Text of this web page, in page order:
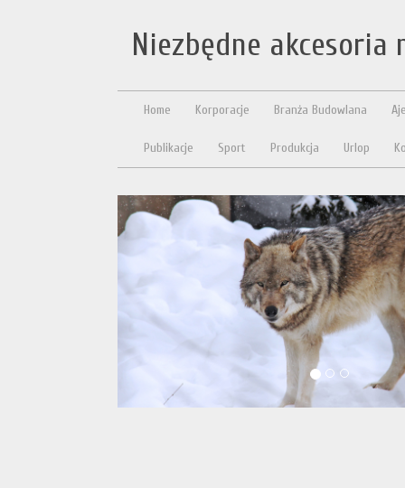
Niezbędne akcesoria
Home Korporacje Branża Budowlana
Publikacje Sport Produkcja Urlop